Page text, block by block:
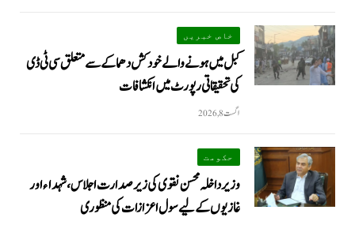
خاص خبریں
کبل میں ہونے والے خودکش دھماکے سے متعلق سی ٹی ڈی
کی تحقیقاتی رپورٹ میں انکشافات
اگست 8, 2026
حکومت
وزیرداخلہ محسن نقوی کی زیر صدارت اجلاس، شہداء اور
غازیوں کے لیے سول اعزازات کی منظوری